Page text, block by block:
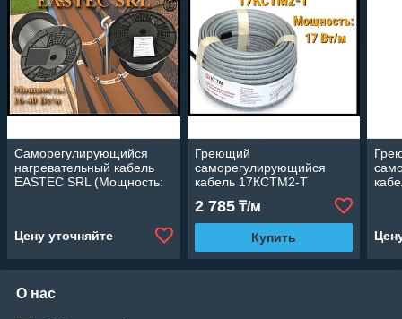
Саморегулирующийся
нагревательный кабель
EASTEC SRL (Мощность:
Цену уточняйте
Греющий
саморегулирующийся
кабель 17КСТМ2-Т
(Мощность: 17 Вт/м, без
оплетки)
2 785₸/м
Купить
О нас